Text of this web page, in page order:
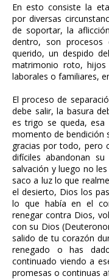
En esto consiste la
por diversas
de soportar, la
dentro, son
querido, un despido
matrimonio roto, hijos
laborales o familiares,
El proceso de
debe salir, la basura
es trigo se queda,
momento de bendición
gracias por todo, pero
difíciles abandonan
salvación y luego no
saco a luz lo que
el desierto, Dios los
lo que había en el
renegar contra Dios,
con su Dios
salido de tu corazón
renegado o has
continuado viendo a
promesas o continuas